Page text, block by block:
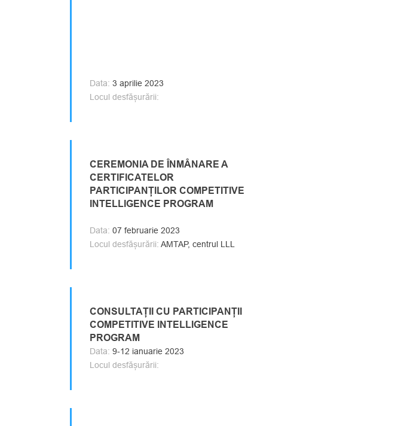
Data: 3 aprilie 2023
Locul desfășurării:
CEREMONIA DE ÎNMÂNARE A
CERTIFICATELOR
PARTICIPANȚILOR COMPETITIVE
INTELLIGENCE PROGRAM
Data: 07 februarie 2023
Locul desfășurării: AMTAP, centrul LLL
CONSULTAȚII CU PARTICIPANȚII
COMPETITIVE INTELLIGENCE
PROGRAM
Data: 9-12 ianuarie 2023
Locul desfășurării: